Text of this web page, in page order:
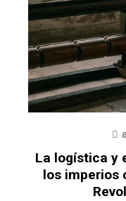
La logística y
los imperios